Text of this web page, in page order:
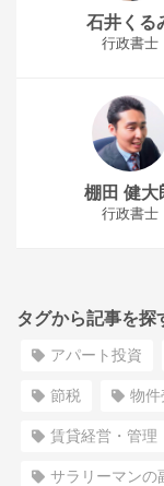
石井くる
行政書士
棚田 健大
行政書士
タグから記事を探
アパート投資
節税 物件
賃貸経営・管理
サラリーマンの